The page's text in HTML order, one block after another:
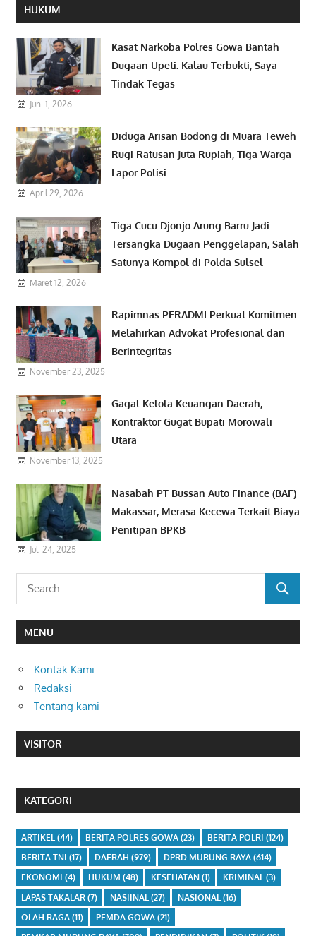
HUKUM
Kasat Narkoba Polres Gowa Bantah
Dugaan Upeti: Kalau Terbukti, Saya
Tindak Tegas
Juni 1, 2026
Diduga Arisan Bodong di Muara Teweh
Rugi Ratusan Juta Rupiah, Tiga Warga
Lapor Polisi
April 29, 2026
Tiga Cucu Djonjo Arung Barru Jadi
Tersangka Dugaan Penggelapan, Salah
Satunya Kompol di Polda Sulsel
Maret 12, 2026
Rapimnas PERADMI Perkuat Komitmen
Melahirkan Advokat Profesional dan
Berintegritas
November 23, 2025
Gagal Kelola Keuangan Daerah,
Kontraktor Gugat Bupati Morowali
Utara
November 13, 2025
Nasabah PT Bussan Auto Finance (BAF)
Makassar, Merasa Kecewa Terkait Biaya
Penitipan BPKB
Juli 24, 2025
MENU
Kontak Kami
Redaksi
Tentang kami
VISITOR
KATEGORI
ARTIKEL(44) BERITA POLRES GOWA(23) BERITA POLRI (124)
BERITA TNI (17) DAERAH (979) DPRD MURUNG RAYA(614)
EKONOMI (4) HUKUM (48) KESEHATAN(1) KRIMINAL(3)
LAPAS TAKALAR(7) NASIINAL (27) NASIONAL (16)
OLAH RAGA(11) PEMDA GOWA(21)